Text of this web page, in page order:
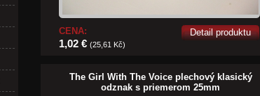
CENA:
1,02 € (25,61 Kč)
Detail produktu
The Girl With The Voice plechový klasický
odznak s priemerom 25mm